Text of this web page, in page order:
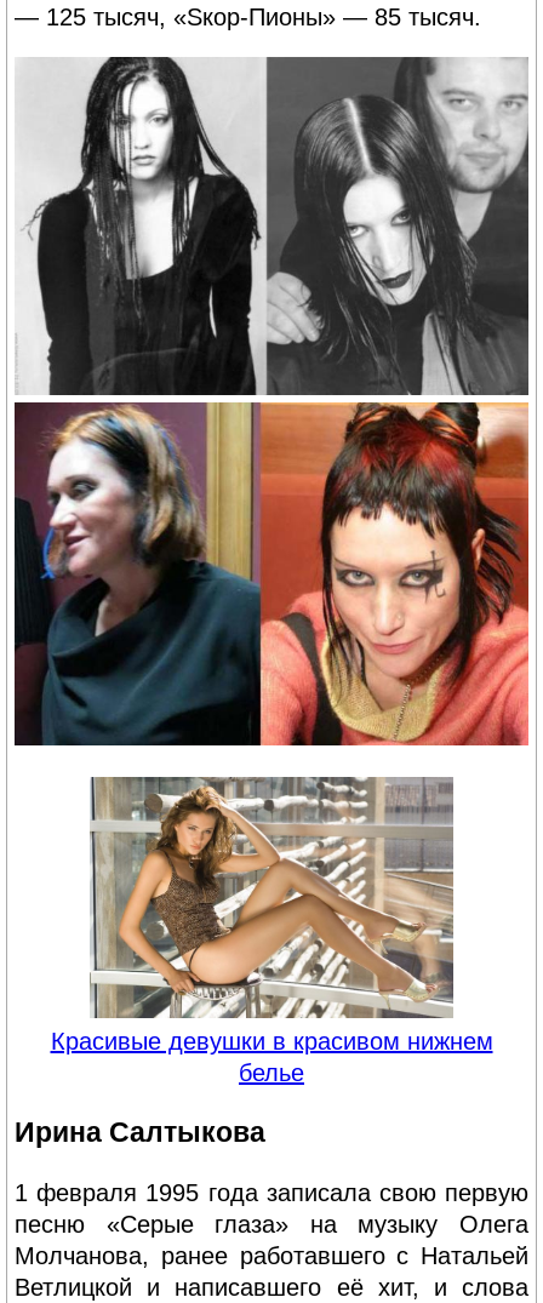
— 125 тысяч, «Sкор-Пионы» — 85 тысяч.
Красивые девушки в красивом нижнем
белье
Ирина Салтыкова
1 февраля 1995 года записала свою первую
песню «Серые глаза» на музыку Олега
Молчанова, ранее работавшего с Натальей
Ветлицкой и написавшего её хит, и слова